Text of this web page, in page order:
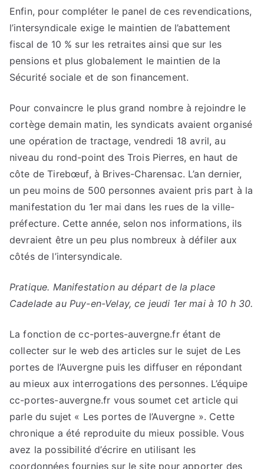
Enfin, pour compléter le panel de ces revendications,
l’intersyndicale exige le maintien de l’abattement
fiscal de 10 % sur les retraites ainsi que sur les
pensions et plus globalement le maintien de la
Sécurité sociale et de son financement.
Pour convaincre le plus grand nombre à rejoindre le
cortège demain matin, les syndicats avaient organisé
une opération de tractage, vendredi 18 avril, au
niveau du rond-point des Trois Pierres, en haut de
côte de Tirebœuf, à Brives-Charensac. L’an dernier,
un peu moins de 500 personnes avaient pris part à la
manifestation du 1er mai dans les rues de la ville-
préfecture. Cette année, selon nos informations, ils
devraient être un peu plus nombreux à défiler aux
côtés de l’intersyndicale.
Pratique. Manifestation au départ de la place
Cadelade au Puy-en-Velay, ce jeudi 1er mai à 10 h 30.
La fonction de cc-portes-auvergne.fr étant de
collecter sur le web des articles sur le sujet de Les
portes de l’Auvergne puis les diffuser en répondant
au mieux aux interrogations des personnes. L’équipe
cc-portes-auvergne.fr vous soumet cet article qui
parle du sujet « Les portes de l’Auvergne ». Cette
chronique a été reproduite du mieux possible. Vous
avez la possibilité d’écrire en utilisant les
coordonnées fournies sur le site pour apporter des